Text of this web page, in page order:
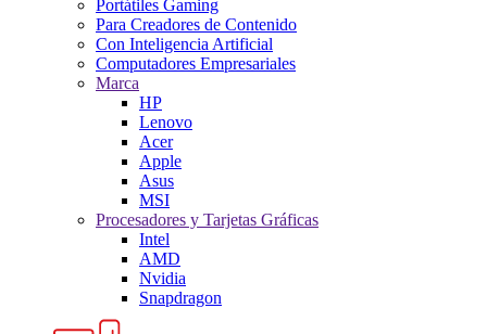
Portátiles Gaming
Para Creadores de Contenido
Con Inteligencia Artificial
Computadores Empresariales
Marca
HP
Lenovo
Acer
Apple
Asus
MSI
Procesadores y Tarjetas Gráficas
Intel
AMD
Nvidia
Snapdragon